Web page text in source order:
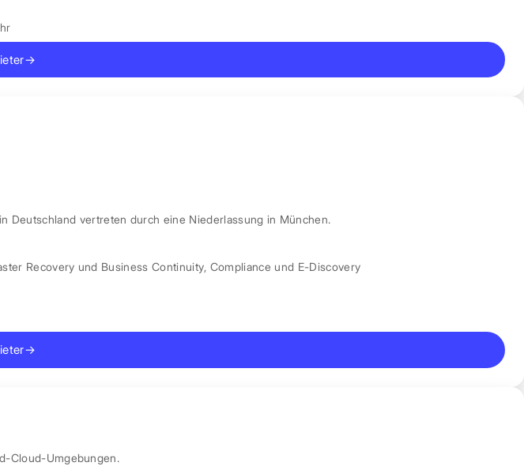
→
Deutschland vertreten durch eine Niederlassung in München.
Recovery und Business Continuity, Compliance und E-Discovery
→
Cloud-Umgebungen.